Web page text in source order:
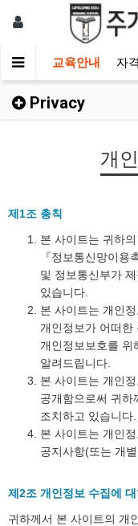
교육안내 자
Privacy
개
제1조 총칙
본 사이트는 귀하
『정보통신망이
및 정보통신부가
있습니다.
본 사이트는 개인
개인정보가 어떠한
개인정보보호를 위
알려드립니다.
본 사이트는 개인
공개함으로써 귀하
조치하고 있습니다.
본 사이트는 개인
공지사항(또는 개
제2조 개인정보 수집에 대
귀하께서 본 사이트의 개